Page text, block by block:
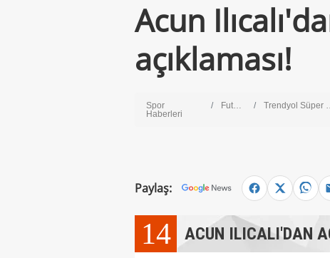
Acun
açıklaması!
Spor
Haberleri
Futbol Trendyol Süper Lig
Paylaş:
14 ACUN ILICALI'DAN